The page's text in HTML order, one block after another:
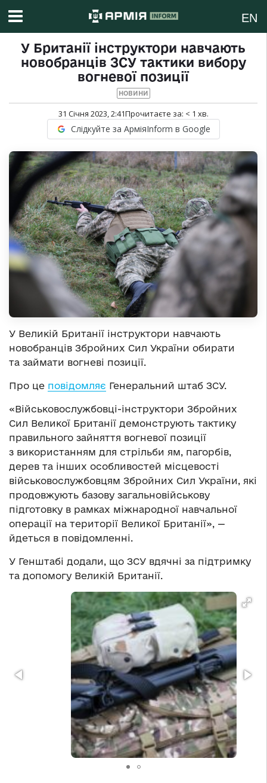
EN
У Британії інструктори навчають
новобранців ЗСУ тактики вибору
вогневої позиції
НОВИНИ
31 Січня 2023, 2:41Прочитаєте за: < 1 хв.
Слідкуйте за АрміяInform в Google
У Великій Британії інструктори навчають
новобранців Збройних Сил України обирати
та займати вогневі позиції.
Про це повідомляє Генеральний штаб ЗСУ.
«Військовослужбовці-інструктори Збройних
Сил Великої Британії демонструють тактику
правильного зайняття вогневої позиції
з використанням для стрільби ям, пагорбів,
дерев та інших особливостей місцевості
військовослужбовцям Збройних Сил України, які
продовжують базову загальновійськову
підготовку в рамках міжнародної навчальної
операції на території Великої Британії», —
йдеться в повідомленні.
У Генштабі додали, що ЗСУ вдячні за підтримку
та допомогу Великій Британії.